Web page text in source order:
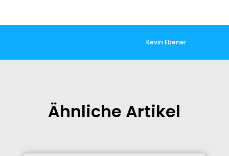
Kevin Ebener
Ähnliche Artikel